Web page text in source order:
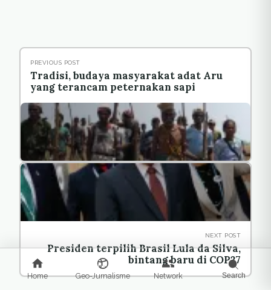
PREVIOUS POST
Tradisi, budaya masyarakat adat Aru
yang terancam peternakan sapi
NEXT POST
Presiden terpilih Brasil Lula da Silva,
bintang baru di COP27
Home Geo-Jurnalisme Network Search